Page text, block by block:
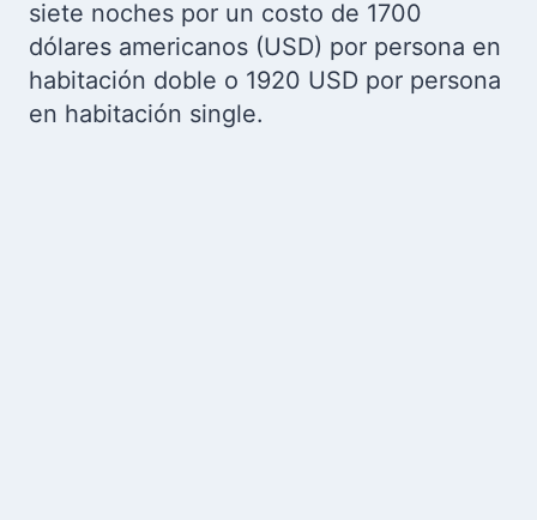
siete noches por un costo de 1700
dólares americanos (USD) por persona en
habitación doble o 1920 USD por persona
en habitación single.